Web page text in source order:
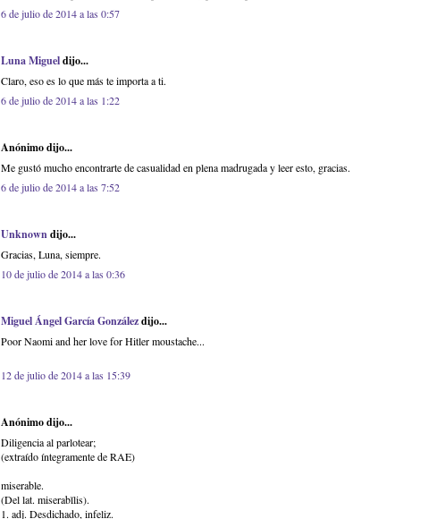
6 de julio de 2014 a las 0:57
Luna Migueldijo...
Claro, eso es lo que más te importa a ti.
6 de julio de 2014 a las 1:22
Anónimo dijo...
Me gustó mucho encontrarte de casualidad en plena madrugada y leer esto, gracias.
6 de julio de 2014 a las 7:52
Unknowndijo...
Gracias, Luna, siempre.
10 de julio de 2014 a las 0:36
Miguel Ángel García Gonzálezdijo...
Poor Naomi and her love for Hitler moustache...
12 de julio de 2014 a las 15:39
Anónimo dijo...
Diligencia al parlotear;
(extraído íntegramente de RAE)
miserable.
(Del lat. miserabĭlis).
1. adj. Desdichado, infeliz.